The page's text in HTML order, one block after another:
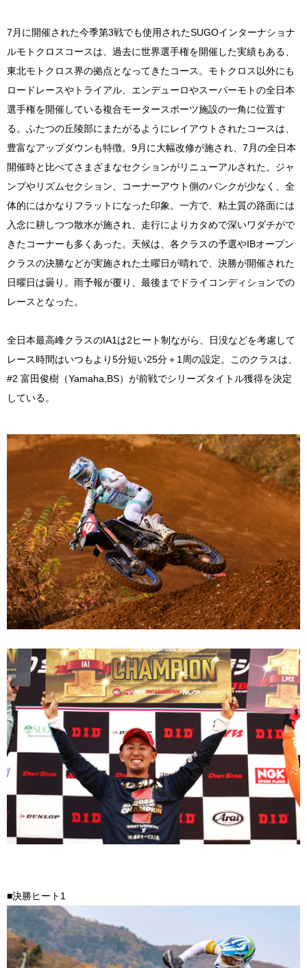
7月に開催された今季第3戦でも使用されたSUGOインターナショナ
ルモトクロスコースは、過去に世界選手権を開催した実績もある、
東北モトクロス界の拠点となってきたコース。モトクロス以外にも
ロードレースやトライアル、エンデューロやスーパーモトの全日本
選手権を開催している複合モータースポーツ施設の一角に位置す
る。ふたつの丘陵部にまたがるようにレイアウトされたコースは、
豊富なアップダウンも特徴。9月に大幅改修が施され、7月の全日本
開催時と比べてさまざまなセクションがリニューアルされた。ジャ
ンプやリズムセクション、コーナーアウト側のバンクが少なく、全
体的にはかなりフラットになった印象。一方で、粘土質の路面には
入念に耕しつつ散水が施され、走行によりカタめで深いワダチがで
きたコーナーも多くあった。天候は、各クラスの予選やIBオープン
クラスの決勝などが実施された土曜日が晴れで、決勝が開催された
日曜日は曇り。雨予報が覆り、最後までドライコンディションでの
レースとなった。
全日本最高峰クラスのIA1は2ヒート制ながら、日没などを考慮して
レース時間はいつもより5分短い25分＋1周の設定。このクラスは、
#2 富田俊樹（Yamaha,BS）が前戦でシリーズタイトル獲得を決定
している。
■決勝ヒート1